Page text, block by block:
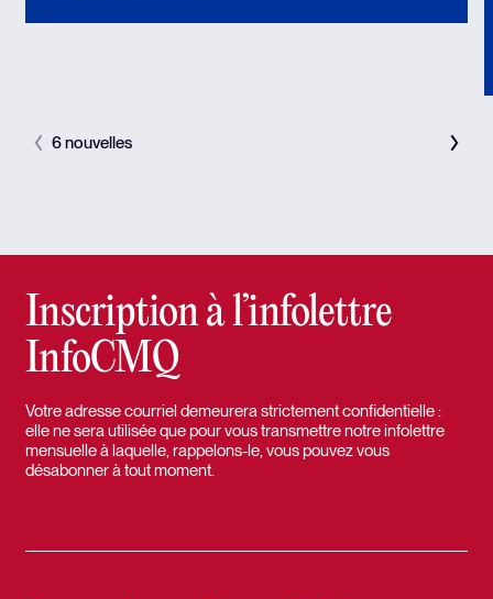
6 nouvelles
Inscription à l’infolettre
InfoCMQ
Votre adresse courriel demeurera strictement confidentielle :
elle ne sera utilisée que pour vous transmettre notre infolettre
mensuelle à laquelle, rappelons-le, vous pouvez vous
désabonner à tout moment.